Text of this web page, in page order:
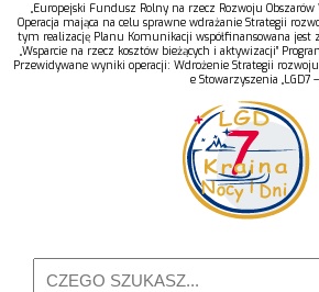
„Europejski Fundusz Rolny na rzecz Rozwoju
Operacja mająca na celu sprawne wdrażanie Strategii
tym realizację Planu Komunikacji współfinansowana jest
„Wsparcie na rzecz kosztów bieżących i aktywizacji”
Przewidywane wyniki operacji: Wdrożenie Strategii
e Stowarzyszenia „LGD7